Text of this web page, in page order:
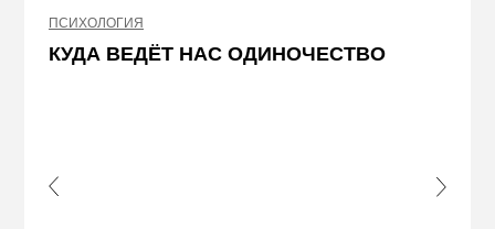
ПСИХОЛОГИЯ
КУДА ВЕДЁТ НАС ОДИНОЧЕСТВО
Slide
Next